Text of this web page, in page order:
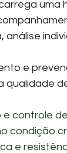
uma
análise
e
qualidade
e controle
condição
e